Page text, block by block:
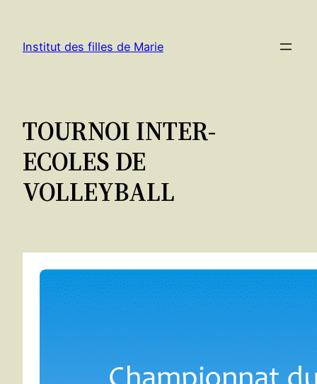
contenu
Institut des filles de Marie
TOURNOI INTER-
ECOLES DE
VOLLEYBALL